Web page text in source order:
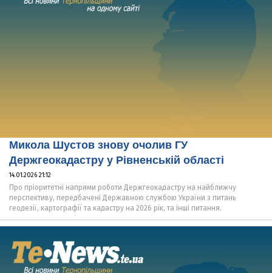
Микола Шустов знову очолив ГУ
Держгеокадастру у Рівненській області
14.01.2026 21:12
Про пріоритетні напрями роботи Держгеокадастру на найближчу
перспективу, передбачені Державною службою України з питань
геодезії, картографії та кадастру на 2026 рік, та інші питання.